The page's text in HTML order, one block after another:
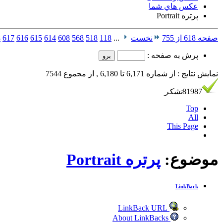
عكس هاي شما
پرتره Portrait
صفحه 618 از 755 نخست ...
118
518
568
608
614
615
616
617
پرش به صفحه :
نمایش نتایج : از شماره 6,171 تا 6,180 , از مجموع 7544
81987تشکر
Top
All
This Page
موضوع: پرتره Portrait
LinkBack